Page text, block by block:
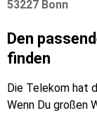
53227 Bonn
Den
finden
Die Telekom hat
Wenn Du großen